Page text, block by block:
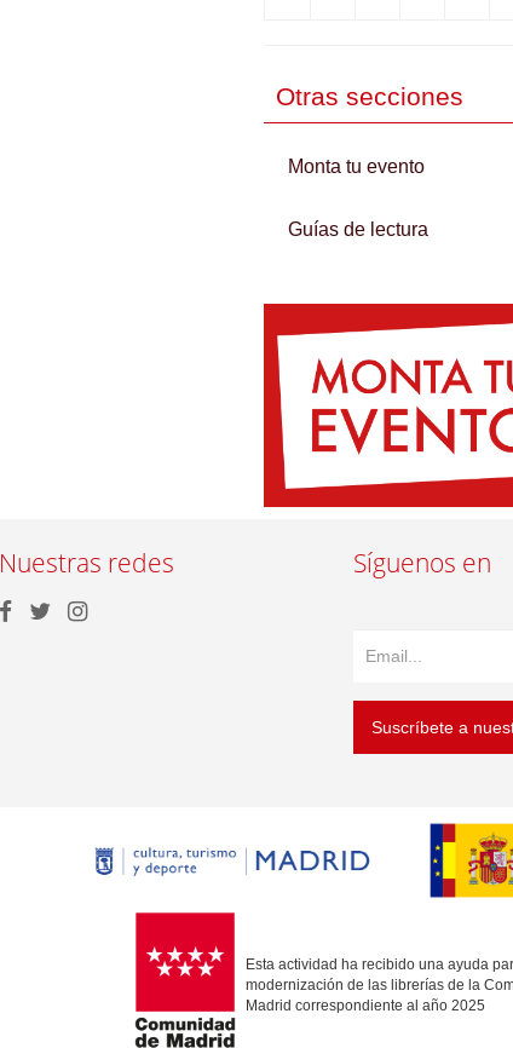
Otras secciones
Monta tu evento
Guías de lectura
Nuestras redes Síguenos en
Suscríbete a
Esta actividad ha recibido una ayuda
modernización de las librerías de la
Madrid correspondiente al año 2025